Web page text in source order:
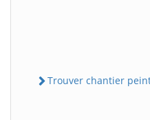
Trouver chantier